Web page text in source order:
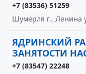
+7 (83536) 51259
Шумерля г., Ленина
ЯДРИНСКИЙ
ЗАНЯТОСТИ
+7 (83547) 22248